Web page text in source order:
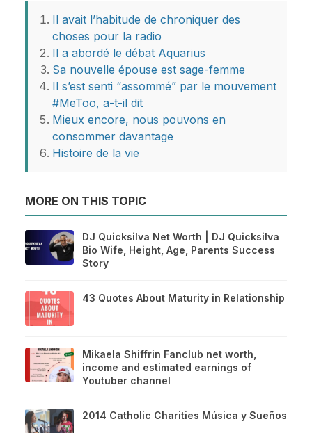
Il avait l’habitude de chroniquer des
choses pour la radio
Il a abordé le débat Aquarius
Sa nouvelle épouse est sage-femme
Il s’est senti “assommé” par le mouvement
#MeToo, a-t-il dit
Mieux encore, nous pouvons en
consommer davantage
Histoire de la vie
MORE ON THIS TOPIC
DJ Quicksilva Net Worth | DJ Quicksilva
Bio Wife, Height, Age, Parents Success
Story
43 Quotes About Maturity in Relationship
Mikaela Shiffrin Fanclub net worth,
income and estimated earnings of
Youtuber channel
2014 Catholic Charities Música y Sueños